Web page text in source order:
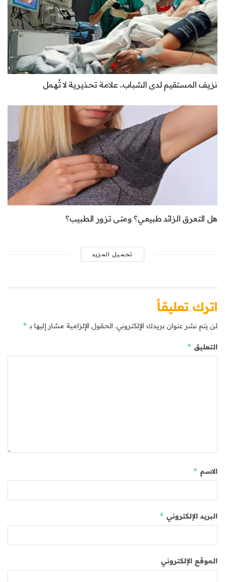
نزيف المستقيم لدى الشباب.. علامة تحذيرية لا تُهمل
هل التعرق الزائد طبيعي؟ ومتى تزور الطبيب؟
تحميل المزيد
اترك تعليقاً
لن يتم نشر عنوان بريدك الإلكتروني. الحقول الإلزامية مشار إليها بـ *
التعليق *
الاسم *
البريد الإلكتروني *
الموقع الإلكتروني